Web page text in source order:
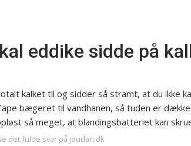
eddike sidde på
kalket til og sidder så stramt, at du ikke
bægeret til vandhanen, så tuden er
så meget, at blandingsbatteriet kan
det fulde svar på jeudan.dk